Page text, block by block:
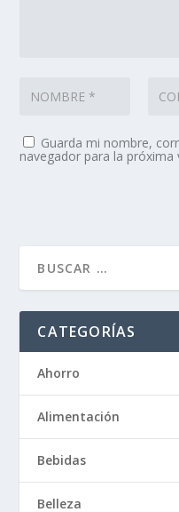
Guarda mi nombre,
navegador para la próxima
CATEGORÍAS
Ahorro
Alimentación
Bebidas
Belleza